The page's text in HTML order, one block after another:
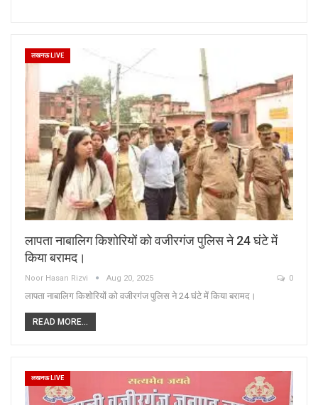
लखनऊ LIVE
लापता नाबालिग किशोरियों को वजीरगंज पुलिस ने 24 घंटे में
किया बरामद।
Noor Hasan Rizvi Aug 20, 2025 0
लापता नाबालिग किशोरियों को वजीरगंज पुलिस ने 24 घंटे में किया बरामद।
READ MORE...
लखनऊ LIVE